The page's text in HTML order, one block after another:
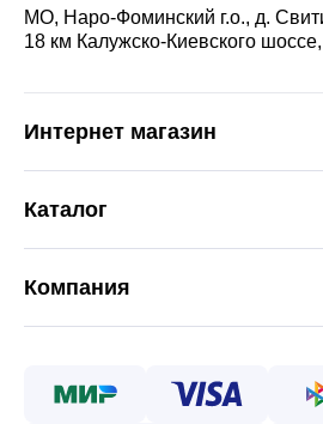
МО, Наро-Фоминский г.о., д.
18 км Калужско-Киевского
Интернет магазин
Каталог
Компания